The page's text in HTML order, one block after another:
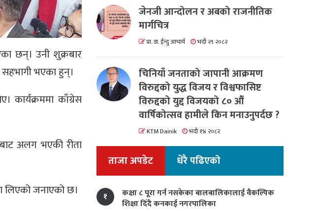
छन्। उनी शुक्रबार
सहभागी भएका हुन्।
कार्यक्रममा काँग्रेस
अलग भएकी रीता
लिएको जनाएको छ।
जेनजी आन्दोलन र अबको राजनीतिक
मार्गचित्र
प्रा. डा. ईन्दु आचार्य भदौ २९ २०८२
चिनियाँ जनताको जापानी आक्रमण
विरुद्दको युद्ध विजय र विश्वफासिष्ट
विरुद्दको युद्द विजयको ८० औं
वार्षिकोत्सव हामीले किन मनाउनुपर्दछ ?
KTM Dainik भदौ १४ २०८२
ताजा अपडेट धेरै पढिएको
१
कक्षा ८ पूरा गर्न नसकेका बालबालिकालाई वैकल्पिक
शिक्षा दिँदै कनकाई नगरपालिका